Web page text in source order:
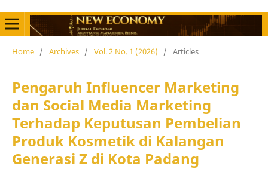
Home / Archives / Vol. 2 No. 1 (2026) / Articles
Pengaruh Influencer Marketing
dan Social Media Marketing
Terhadap Keputusan Pembelian
Produk Kosmetik di Kalangan
Generasi Z di Kota Padang